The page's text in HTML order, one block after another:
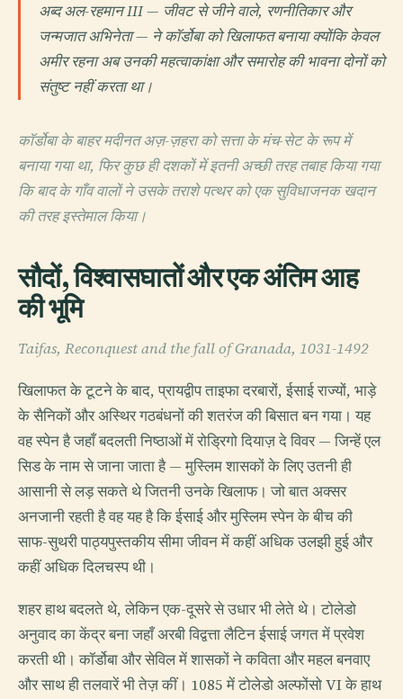
अब्द अल-रहमान III — जीवट से जीने वाले, रणनीतिकार और
जन्मजात अभिनेता — ने कॉर्डोबा को खिलाफत बनाया क्योंकि केवल
अमीर रहना अब उनकी महत्वाकांक्षा और समारोह की भावना दोनों को
संतुष्ट नहीं करता था।
कॉर्डोबा के बाहर मदीनत अज़-ज़हरा को सत्ता के मंच-सेट के रूप में
बनाया गया था, फिर कुछ ही दशकों में इतनी अच्छी तरह तबाह किया गया
कि बाद के गाँव वालों ने उसके तराशे पत्थर को एक सुविधाजनक खदान
की तरह इस्तेमाल किया।
सौदों, विश्वासघातों और एक अंतिम आह
की भूमि
Taifas, Reconquest and the fall of Granada, 1031-1492
खिलाफत के टूटने के बाद, प्रायद्वीप ताइफा दरबारों, ईसाई राज्यों, भाड़े
के सैनिकों और अस्थिर गठबंधनों की शतरंज की बिसात बन गया। यह
वह स्पेन है जहाँ बदलती निष्ठाओं में रोड्रिगो दियाज़ दे विवर — जिन्हें एल
सिड के नाम से जाना जाता है — मुस्लिम शासकों के लिए उतनी ही
आसानी से लड़ सकते थे जितनी उनके खिलाफ। जो बात अक्सर
अनजानी रहती है वह यह है कि ईसाई और मुस्लिम स्पेन के बीच की
साफ-सुथरी पाठ्यपुस्तकीय सीमा जीवन में कहीं अधिक उलझी हुई और
कहीं अधिक दिलचस्प थी।
शहर हाथ बदलते थे, लेकिन एक-दूसरे से उधार भी लेते थे। टोलेडो
अनुवाद का केंद्र बना जहाँ अरबी विद्वत्ता लैटिन ईसाई जगत में प्रवेश
करती थी। कॉर्डोबा और सेविल में शासकों ने कविता और महल बनवाए
और साथ ही तलवारें भी तेज़ कीं। 1085 में टोलेडो अल्फोंसो VI के हाथ